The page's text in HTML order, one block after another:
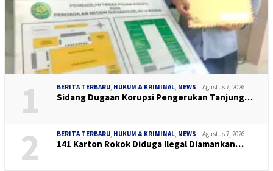
1 BERITA TERBARU, HUKUM & KRIMINAL, NEWS Agustus 7, 2026
Sidang Dugaan Korupsi Pengerukan Tanjung…
2 BERITA TERBARU, HUKUM & KRIMINAL, NEWS Agustus 7, 2026
141 Karton Rokok Diduga Ilegal Diamankan…